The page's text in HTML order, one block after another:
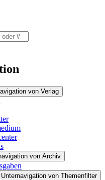
von Verlag
von Archiv
Unternavigation von Themenfilter